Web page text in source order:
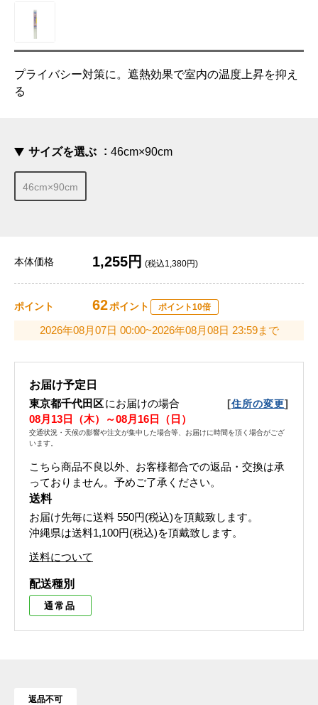
プライバシー対策に。遮熱効果で室内の温度上昇を抑え
る
サイズを選ぶ 46cm×90cm
46cm×90cm
本体価格 1,255円 (税込1,380円)
ポイント 62ポイント ポイント10倍
2026年08月07日 00:00~2026年08月08日 23:59まで
お届け予定日
東京都千代田区にお届けの場合 [住所の変更]
08月13日（木）～08月16日（日）
交通状況・天候の影響や注文が集中した場合等、お届けに時間を頂く場合がござ
います。
こちら商品不良以外、お客様都合での返品・交換は承
っておりません。予めご了承ください。
送料
お届け先毎に送料 550円(税込)を頂戴致します。
沖縄県は送料1,100円(税込)を頂戴致します。
送料について
配送種別
通常品
返品不可